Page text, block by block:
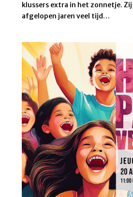
klussers extra in het zonnetje.
afgelopen jaren veel tijd…